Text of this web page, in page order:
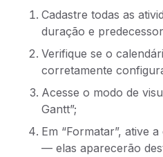
Cadastre todas as
duração e
Verifique se o
corretamente
Acesse o modo de
Gantt”;
Em “Formatar”, ative
— elas aparecerão